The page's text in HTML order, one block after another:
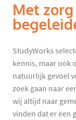
Met
StudyWorks
kennis, maar ook
natuurlijk gevoel
zoek gaan naar
wij altijd naar
vinden dat er een